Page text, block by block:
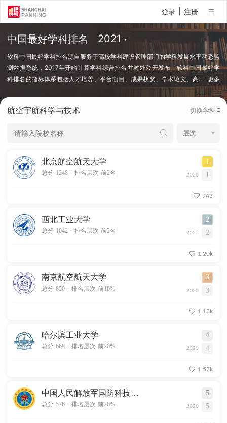
登录 注册
中国最好学科排名
…更多
软科中国最好学科排名源自服务于高校学科建设管理部门的学科发展水平动态监
测数据系统，2017年开始计算学科综合排名并对外公开发布。软科中国最好学
科排名的指标体系包括人才培养、平台项目、成果获奖、学术论文、高
端人才等指标类别，使用百余项学科建设管理中密切关注的指标变量，强调通过
好学科排名采用的学科口径是国务院学位委员会、教育部颁布的《研究生教育学
对象是在该学科设有研究生学位授权点的所有高校，发布的是在该学科排名前
业学位类别，涉及超过500所高校的上万个学科点（查看排名方法）。
航空宇航科学与技术 切换学科
北京航空航天大学 1
总分 1248 . 排名层次 前2名 2020 1
943
西北工业大学 2
总分 1042 . 排名层次 前2名 2020 2
1.20k
南京航空航天大学 3
总分 850 . 排名层次 前10% 2020 3
1.13k
哈尔滨工业大学 4
总分 669 . 排名层次 前20% 2020 4
1.57k
中国人民解放军国防科技大学 5
总分 576 . 排名层次 前20% 2020 5